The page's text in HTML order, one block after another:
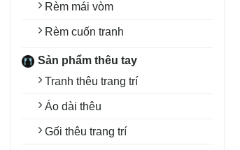
Rèm mái vòm
Rèm cuốn tranh
Sản phẩm thêu tay
Tranh thêu trang trí
Áo dài thêu
Gối thêu trang trí